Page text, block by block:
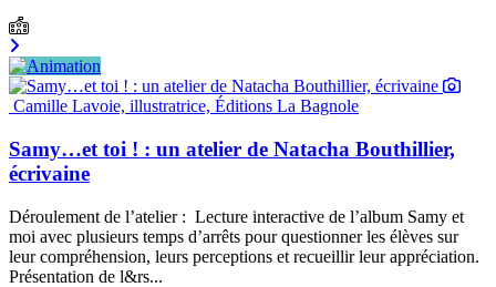
Camille Lavoie, illustratrice, Éditions La Bagnole
Samy…et toi ! : un atelier de Natacha Bouthillier,
écrivaine
Déroulement de l’atelier : Lecture interactive de l’album Samy et
moi avec plusieurs temps d’arrêts pour questionner les élèves sur
leur compréhension, leurs perceptions et recueillir leur appréciation.
Présentation de l&rs...